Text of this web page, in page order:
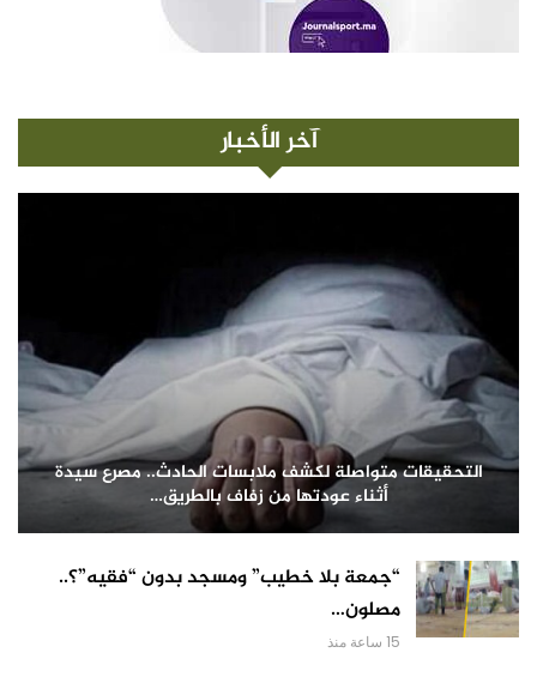
آخر الأخبار
التحقيقات متواصلة لكشف ملابسات الحادث.. مصرع سيدة
أثناء عودتها من زفاف بالطريق…
“جمعة بلا خطيب” ومسجد بدون “فقيه”؟..
مصلون…
15 ساعة منذ